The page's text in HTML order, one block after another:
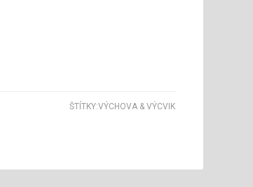
ŠTÍTKY:VÝCHOVA & VÝCVIK